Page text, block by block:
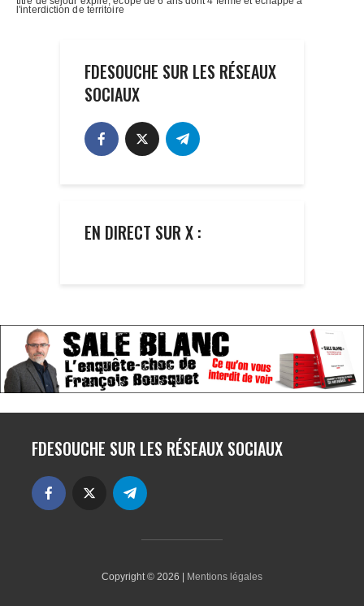
FDESOUCHE SUR LES RÉSEAUX
SOCIAUX
EN DIRECT SUR X :
FDESOUCHE SUR LES RÉSEAUX SOCIAUX
Copyright © 2026 | Mentions légales